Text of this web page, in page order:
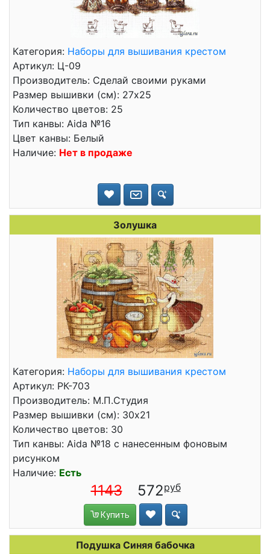
Категория: Наборы для вышивания крестом
Артикул: Ц-09
Производитель: Сделай своими руками
Размер вышивки (см): 27x25
Количество цветов: 25
Тип канвы: Aida №16
Цвет канвы: Белый
Наличие: Нет в продаже
Золушка
Категория: Наборы для вышивания крестом
Артикул: РК-703
Производитель: М.П.Студия
Размер вышивки (см): 30x21
Количество цветов: 30
Тип канвы: Aida №18 с нанесенным фоновым
рисунком
Наличие: Есть
1143 572
Купить
Подушка Синяя бабочка